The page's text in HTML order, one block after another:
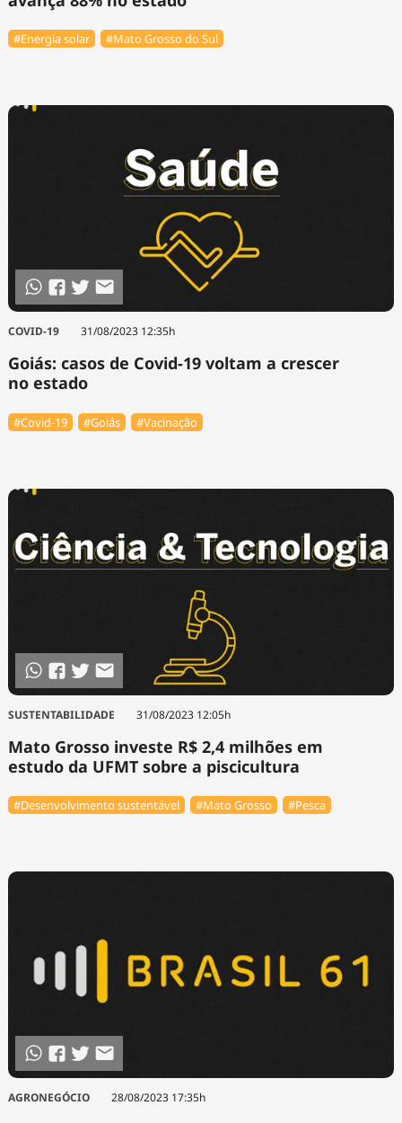
#Energia solar #Mato Grosso do Sul
COVID-19 31/08/2023 12:35h
Goiás: casos de Covid-19 voltam a crescer
no estado
#Covid-19 #Goiás #Vacinação
SUSTENTABILIDADE 31/08/2023 12:05h
Mato Grosso investe R$ 2,4 milhões em
estudo da UFMT sobre a piscicultura
#Desenvolvimento sustentável #Mato Grosso #Pesca
AGRONEGÓCIO 28/08/2023 17:35h